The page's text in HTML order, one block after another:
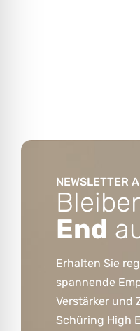
NEWSLETTER
End
Erhalten Sie
spannende
Verstärker und
Schüring High